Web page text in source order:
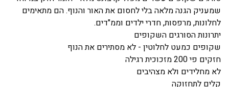
שמעניק הגנה מלאה בלי לחסום את האור והנוף. הם מתאימים
לחלונות, מרפסות, חדרי ילדים וממ"דים.
יתרונות הסורגים השקופים
שקופים כמעט לחלוטין - לא מסתירים את הנוף
חזקים פי 200 מזכוכית רגילה
לא מחלידים ולא מצהיבים
קלים לתחזוקה